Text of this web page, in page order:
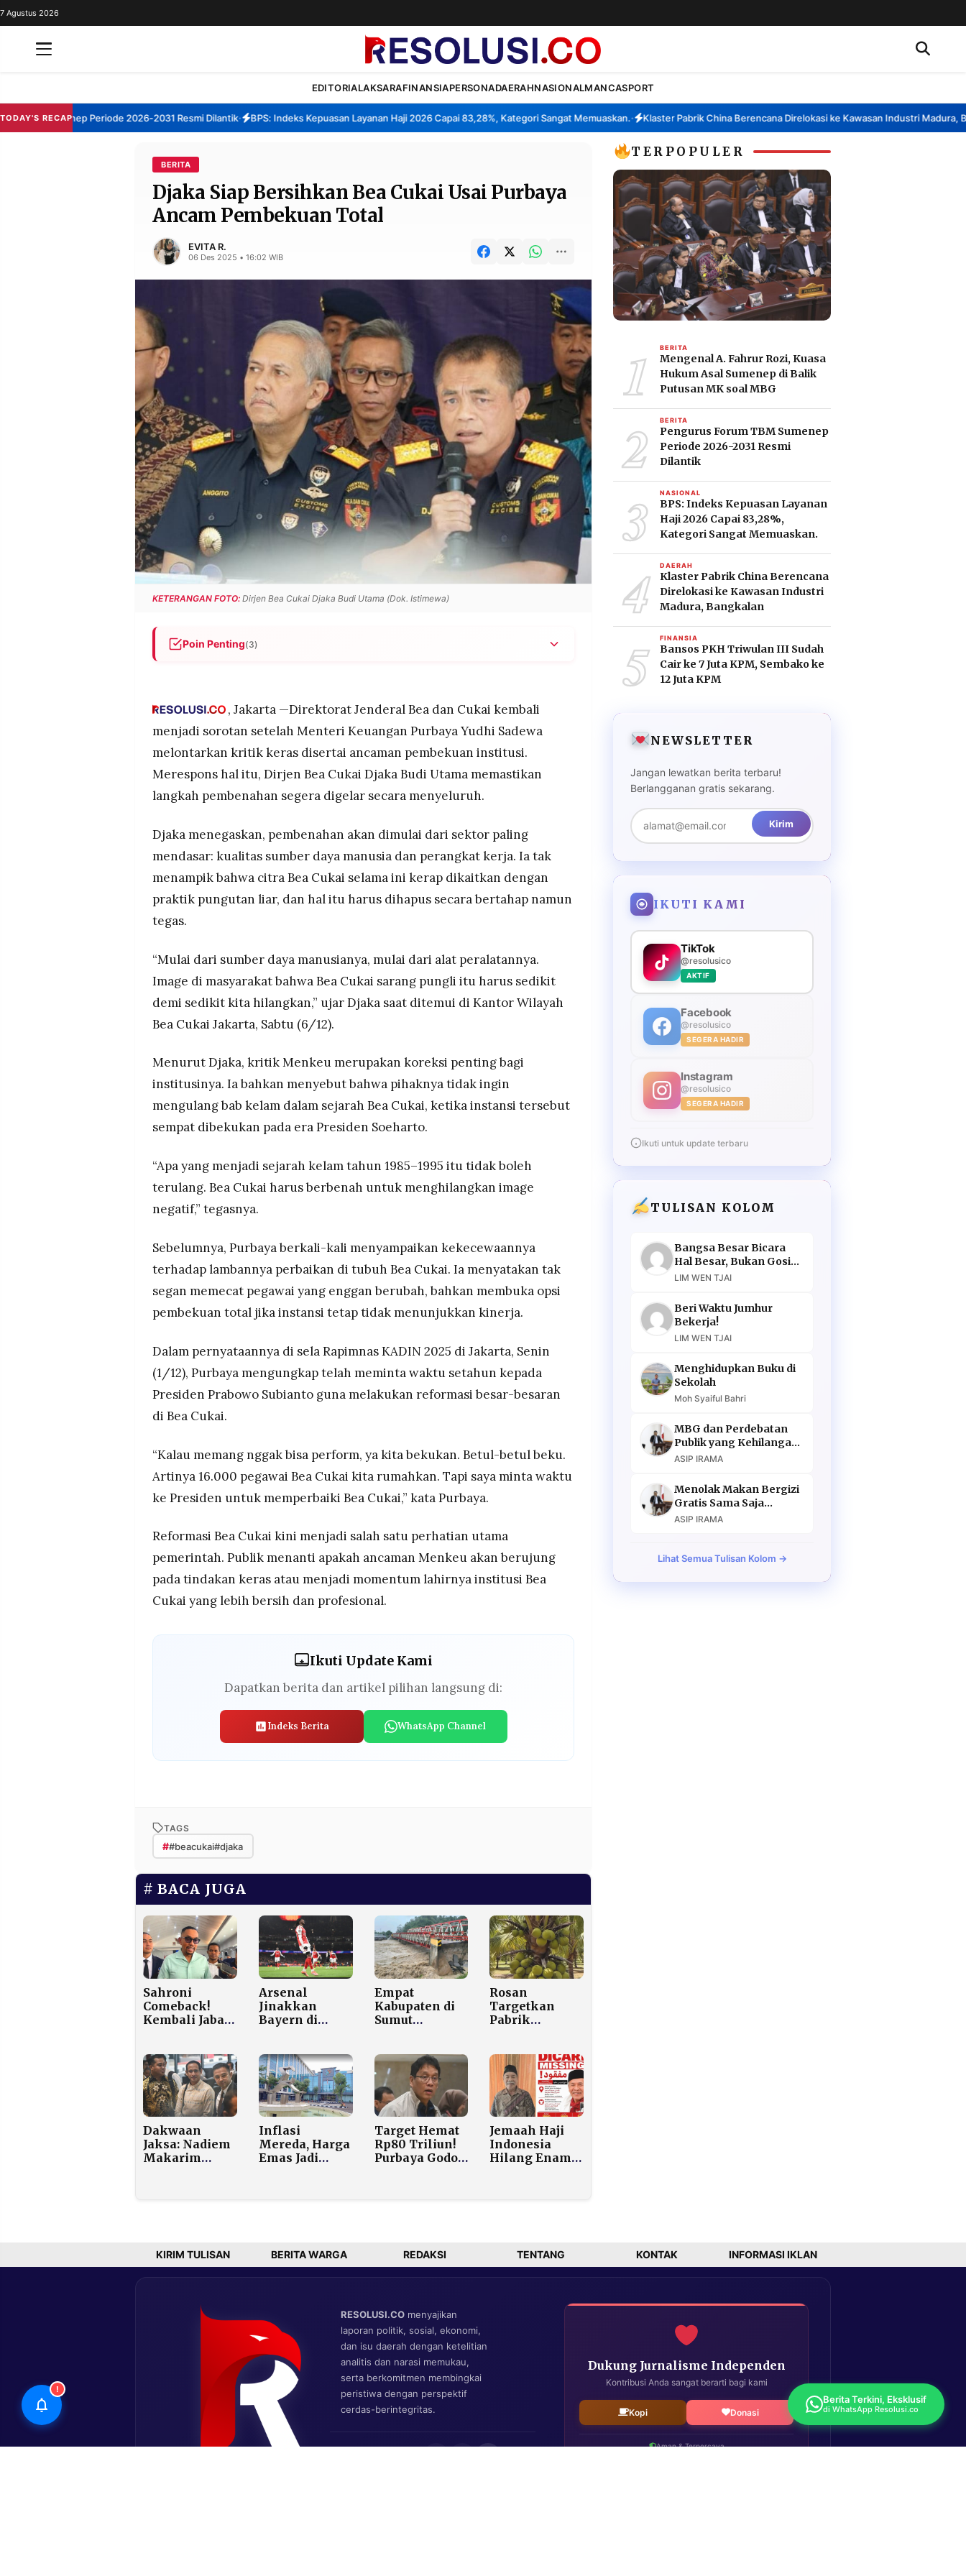
REDAKSI
SERVICE
7 Agustus 2026
EDITORIALAKSARAFINANSIAPERSONADAERAHNASIONALMANCASPORT
TODAY'S RECAP
Sumenep Periode 2026-2031 Resmi Dilantik• BPS: Indeks Kepuasan Layanan Haji 2026 Capai 83,28%, Kategori Sangat Memuaskan.• Klaster Pabrik China Berencana Direlokasi ke Kawasan Industri Madura,
BERITA
Djaka Siap Bersihkan Bea Cukai Usai Purbaya
Ancam Pembekuan Total
EVITA R.
06 Des 2025 • 16:02 WIB
KETERANGAN FOTO: Dirjen Bea Cukai Djaka Budi Utama (Dok. Istimewa)
Poin Penting(3)
merumahkan 16.000 pegawai jika tidak ada perubahan signifikan.
Pemerintah memberi waktu satu tahun untuk reformasi DJBC, dengan Djaka
menegaskan bahwa pihaknya tidak ingin mengulang sejarah kelam pembekuan
Bea Cukai pada era Soeharto.
, Jakarta —Direktorat Jenderal Bea dan Cukai kembali
menjadi sorotan setelah Menteri Keuangan Purbaya Yudhi Sadewa
melontarkan kritik keras disertai ancaman pembekuan institusi.
Merespons hal itu, Dirjen Bea Cukai Djaka Budi Utama memastikan
langkah pembenahan segera digelar secara menyeluruh.
Djaka menegaskan, pembenahan akan dimulai dari sektor paling
mendasar: kualitas sumber daya manusia dan perangkat kerja. Ia tak
menampik bahwa citra Bea Cukai selama ini kerap dikaitkan dengan
praktik pungutan liar, dan hal itu harus dihapus secara bertahap namun
tegas.
“Mulai dari sumber daya manusianya, mulai dari alat peralatannya.
Image di masyarakat bahwa Bea Cukai sarang pungli itu harus sedikit
demi sedikit kita hilangkan,” ujar Djaka saat ditemui di Kantor Wilayah
Bea Cukai Jakarta, Sabtu (6/12).
Menurut Djaka, kritik Menkeu merupakan koreksi penting bagi
institusinya. Ia bahkan menyebut bahwa pihaknya tidak ingin
mengulang bab kelam dalam sejarah Bea Cukai, ketika instansi tersebut
sempat dibekukan pada era Presiden Soeharto.
“Apa yang menjadi sejarah kelam tahun 1985–1995 itu tidak boleh
terulang. Bea Cukai harus berbenah untuk menghilangkan image
negatif,” tegasnya.
Sebelumnya, Purbaya berkali-kali menyampaikan kekecewaannya
terhadap lambannya perbaikan di tubuh Bea Cukai. Ia menyatakan tak
segan memecat pegawai yang enggan berubah, bahkan membuka opsi
pembekuan total jika instansi tetap tidak menunjukkan kinerja.
Dalam pernyataannya di sela Rapimnas KADIN 2025 di Jakarta, Senin
(1/12), Purbaya mengungkap telah meminta waktu setahun kepada
Presiden Prabowo Subianto guna melakukan reformasi besar-besaran
di Bea Cukai.
“Kalau memang nggak bisa perform, ya kita bekukan. Betul-betul beku.
Artinya 16.000 pegawai Bea Cukai kita rumahkan. Tapi saya minta waktu
ke Presiden untuk memperbaiki Bea Cukai,” kata Purbaya.
Reformasi Bea Cukai kini menjadi salah satu perhatian utama
pemerintah. Publik menanti apakah ancaman Menkeu akan berujung
pada tindakan keras atau menjadi momentum lahirnya institusi Bea
Cukai yang lebih bersih dan profesional.
Ikuti Update Kami
Dapatkan berita dan artikel pilihan langsung di:
Indeks Berita WhatsApp Channel
TAGS
##beacukai#djaka
BACA JUGA
Sahroni
Comeback!
Kembali Jabat
Arsenal
Jinakkan
Bayern di
Kekalahan
Perdana
Musim Ini
Empat
Kabupaten di
Sumut
Longsor, BNPB
Minta Warga
Mengungsi
Jika Hujan
Lebat Sejam
Rosan
Targetkan
Pabrik
Morowali
Rampung
2026, Serap 10
Ribu Pekerja
Dakwaan
Jaksa: Nadiem
Makarim
Inflasi
Mereda, Harga
Emas Jadi
Target Hemat
Rp80 Triliun!
Purbaya Godok
Jemaah Haji
Indonesia
Hilang Enam
TERPOPULER
1 BERITA
Mengenal A. Fahrur Rozi, Kuasa
Hukum Asal Sumenep di Balik
Putusan MK soal MBG
2 BERITA
Pengurus Forum TBM Sumenep
Periode 2026-2031 Resmi
Dilantik
3 NASIONAL
BPS: Indeks Kepuasan Layanan
Haji 2026 Capai 83,28%,
Kategori Sangat Memuaskan.
4 DAERAH
Klaster Pabrik China Berencana
Direlokasi ke Kawasan Industri
Madura, Bangkalan
5 FINANSIA
Bansos PKH Triwulan III Sudah
Cair ke 7 Juta KPM, Sembako ke
12 Juta KPM
NEWSLETTER
Jangan lewatkan berita terbaru!
Berlangganan gratis sekarang.
Kirim
IKUTI KAMI
TikTok
@resolusico
AKTIF
Facebook
@resolusico
SEGERA HADIR
Instagram
@resolusico
SEGERA HADIR
Ikuti untuk update terbaru
TULISAN KOLOM
Bangsa Besar Bicara
Hal Besar, Bukan Gosip
Murahan
LIM WEN TJAI
Beri Waktu Jumhur
Bekerja!
LIM WEN TJAI
Menghidupkan Buku di
Sekolah
Moh Syaiful Bahri
MBG dan Perdebatan
Publik yang Kehilangan
Argumen
ASIP IRAMA
Menolak Makan Bergizi
Gratis Sama Saja
Menolak Masa Depan
ASIP IRAMA
Lihat Semua Tulisan Kolom →
KIRIM TULISAN BERITA WARGA REDAKSI TENTANG KONTAK INFORMASI IKLAN
RESOLUSI.CO menyajikan
laporan politik, sosial, ekonomi,
dan isu daerah dengan ketelitian
analitis dan narasi memukau,
serta berkomitmen membingkai
peristiwa dengan perspektif
cerdas-berintegritas.
Dukung Jurnalisme Independen
Kontribusi Anda sangat berarti bagi kami
Kopi Donasi
Aman & Terpercaya
!
Berita Terkini, Eksklusif
di WhatsApp Resolusi.co